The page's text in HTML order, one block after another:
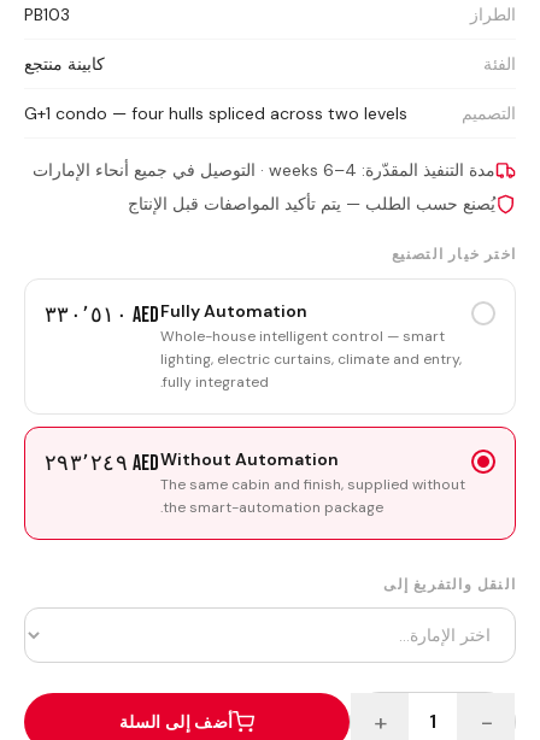
الطراز PB103
الفئة كابينة منتجع
التصميم G+1 condo — four hulls spliced across two levels
مدة التنفيذ المقدّرة: 4–6 weeks · التوصيل في جميع أنحاء الإمارات
يُصنع حسب الطلب — يتم تأكيد المواصفات قبل الإنتاج
اختر خيار التصنيع
Fully Automation
Whole-house intelligent control — smart
lighting, electric curtains, climate and entry,
fully integrated.
AED ٣٣٠٬٥١٠
Without Automation
The same cabin and finish, supplied without
the smart-automation package.
AED ٢٩٣٬٢٤٩
النقل والتفريغ إلى
−
1
+ أضف إلى السلة